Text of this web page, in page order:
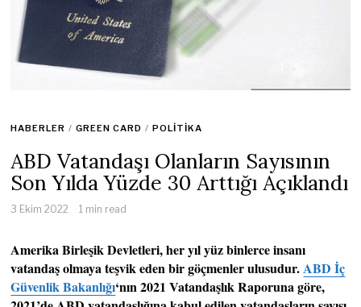
HABERLER / GREEN CARD / POLITIKA
ABD Vatandaşı Olanların Sayısının
Son Yılda Yüzde 30 Arttığı Açıklandı
3 Ekim 2022 1 min read
Amerika Birleşik Devletleri, her yıl yüz binlerce insanı
vatandaş olmaya teşvik eden bir göçmenler ulusudur.ABD İç
Güvenlik Bakanlığı‘nın 2021 Vatandaşlık Raporuna göre,